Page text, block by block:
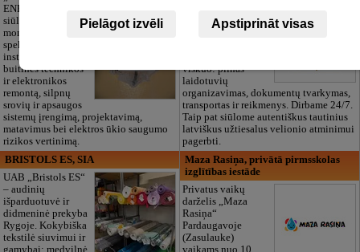
ENERGY Kandava“
siūlo pilną elektros
montavimo darbų
spektrą,
instaliacijos,
buitinės technikos
ir elektronikos
remontą, silpnų
srovių ir apsaugos
sistemų įrengimą, projektavimą,
matavimus bei elektros ūkio saugumo
rizikos vertinimą.
atsisveikinimas be
papildomų
viskuo: pilnas
laidotuvių
organizavimas, dokumentų tvarkymas,
transportas ir reikmenys. Dirbame 24/7.
Taip pat siūlome autentiškus tautinius
latviškus užtiesalus velionio atminimui
pagerbti.
BRISTOLS ES, SIA
UAB „Bristols ES“
– audinių
išparduotuvė ir
didmeninė prekyba
Rygoje. Kokybiška
tekstilė siuvimui ir
Maza Rasiņa, privātā pirmsskolas
izglītības iestāde
Privatus vaikų
darželis „Maza
Rasiņa“
Pardaugavoje
(Zasulauke)
Pielāgot izvēli Apstiprināt visas